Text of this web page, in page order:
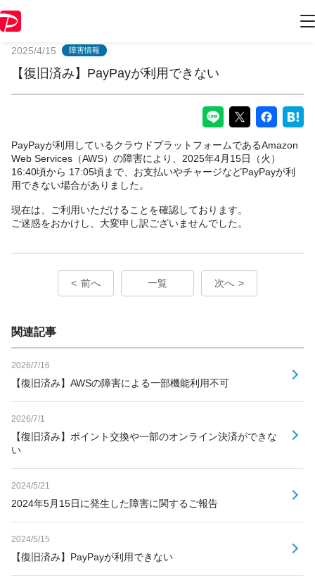
2025/4/15 障害情報
【復旧済み】PayPayが利用できない
PayPayが利用しているクラウドプラットフォームであるAmazon
Web Services（AWS）の障害により、2025年4月15日（火）
16:40頃から 17:05頃まで、お支払いやチャージなどPayPayが利
用できない場合がありました。
現在は、ご利用いただけることを確認しております。
ご迷惑をおかけし、大変申し訳ございませんでした。
前へ 一覧 次へ
関連記事
2026/7/16
【復旧済み】AWSの障害による一部機能利用不可
2026/7/1
【復旧済み】ポイント交換や一部のオンライン決済ができな
い
2024/5/21
2024年5月15日に発生した障害に関するご報告
2024/5/15
【復旧済み】PayPayが利用できない